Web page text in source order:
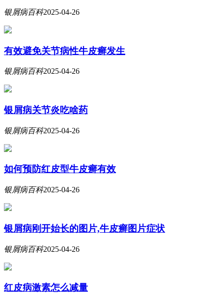
银屑病百科2025-04-26
有效避免关节病性牛皮癣发生
银屑病百科2025-04-26
银屑病关节炎吃啥药
银屑病百科2025-04-26
如何预防红皮型牛皮癣有效
银屑病百科2025-04-26
银屑病刚开始长的图片,牛皮癣图片症状
银屑病百科2025-04-26
红皮病激素怎么减量